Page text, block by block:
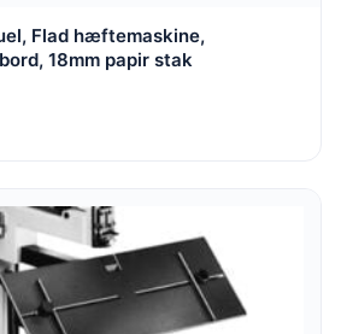
Flad hæftemaskine,
18mm papir stak